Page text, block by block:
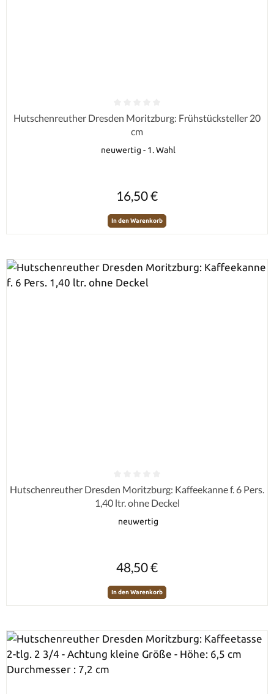
Durchschnittliche Bewertung von 0 von 5 Sternen
Hutschenreuther Dresden Moritzburg: Frühstücksteller 20
cm
neuwertig - 1. Wahl
16,50 €
In den Warenkorb
Durchschnittliche Bewertung von 0 von 5 Sternen
Hutschenreuther Dresden Moritzburg: Kaffeekanne f. 6 Pers.
1,40 ltr. ohne Deckel
neuwertig
48,50 €
In den Warenkorb